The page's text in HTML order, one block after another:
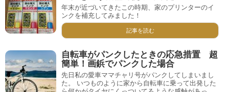
年末が近づいてきたこの時期、家のプリンターのイ
ンクを補充してみました！
記事を読む
自転車がパンクしたときの応急措置 超
簡単！画鋲でパンクした場合
先日私の愛車ママチャリ号がパンクしてしまいまし
た。 いつものように家から自転車に乗って出発した